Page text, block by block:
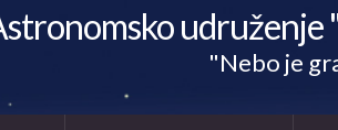
udruženje
"Nebo je